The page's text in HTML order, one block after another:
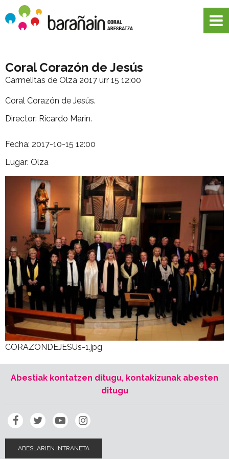
Coral Corazón de Jesús
Carmelitas de Olza 2017 urr 15 12:00
Coral Corazón de Jesús.
Director: Ricardo Marin.
Fecha: 2017-10-15 12:00
Lugar: Olza
CORAZONDEJESUs-1.jpg
Abestiak kontatzen ditugu, kontakizunak abesten
ditugu
ABESLARIEN INTRANETA